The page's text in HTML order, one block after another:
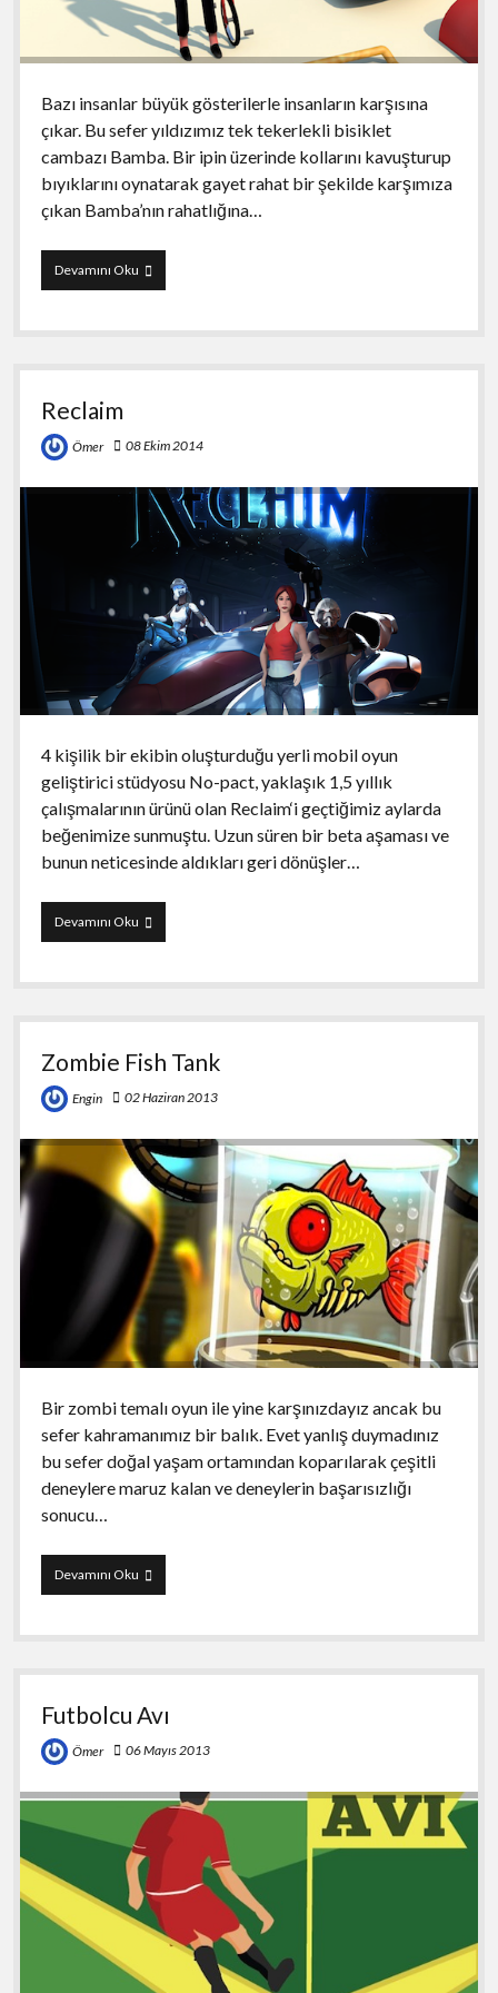
Bazı insanlar büyük gösterilerle insanların karşısına
çıkar. Bu sefer yıldızımız tek tekerlekli bisiklet
cambazı Bamba. Bir ipin üzerinde kollarını kavuşturup
bıyıklarını oynatarak gayet rahat bir şekilde karşımıza
çıkan Bamba’nın rahatlığına…
Devamını OkuBamba
Reclaim
Ömer 08 Ekim 2014
4 kişilik bir ekibin oluşturduğu yerli mobil oyun
geliştirici stüdyosu No-pact, yaklaşık 1,5 yıllık
çalışmalarının ürünü olan Reclaim‘i geçtiğimiz aylarda
beğenimize sunmuştu. Uzun süren bir beta aşaması ve
bunun neticesinde aldıkları geri dönüşler…
Devamını OkuReclaim
Zombie Fish Tank
Engin 02 Haziran 2013
Bir zombi temalı oyun ile yine karşınızdayız ancak bu
sefer kahramanımız bir balık. Evet yanlış duymadınız
bu sefer doğal yaşam ortamından koparılarak çeşitli
deneylere maruz kalan ve deneylerin başarısızlığı
sonucu…
Devamını OkuZombie
Fish
Futbolcu Avı
Ömer 06 Mayıs 2013